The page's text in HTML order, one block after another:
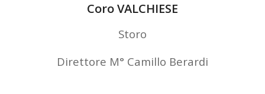
Coro VALCHIESE
Storo
Direttore M° Camillo Berardi